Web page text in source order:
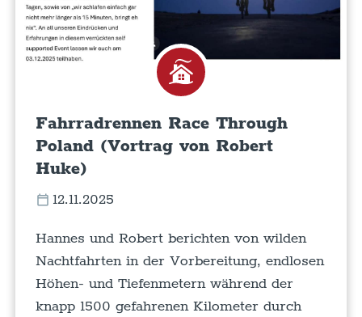
Fahrradrennen Race Through
Poland (Vortrag von Robert
Huke)
12.11.2025
Hannes und Robert berichten von wilden
Nachtfahrten in der Vorbereitung, endlosen
Höhen- und Tiefenmetern während der
knapp 1500 gefahrenen Kilometer durch